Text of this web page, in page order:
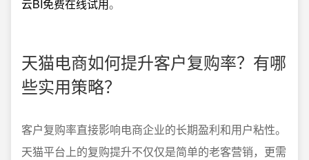
云BI免费在线试用。
天猫电商如何提升客户复购率？有哪
些实用策略？
客户复购率直接影响电商企业的长期盈利和用户粘性。
天猫平台上的复购提升不仅仅是简单的老客营销，更需